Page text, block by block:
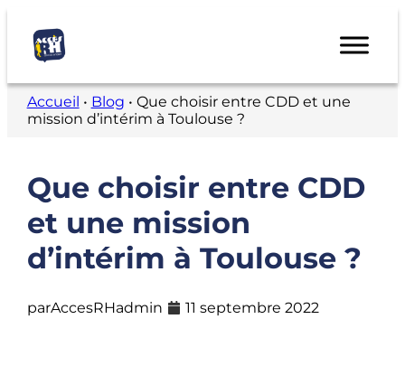
Accueil • Blog • Que choisir entre CDD et une
mission d’intérim à Toulouse ?
Que choisir entre CDD
et une mission
d’intérim à Toulouse ?
parAccesRHadmin 11 septembre 2022